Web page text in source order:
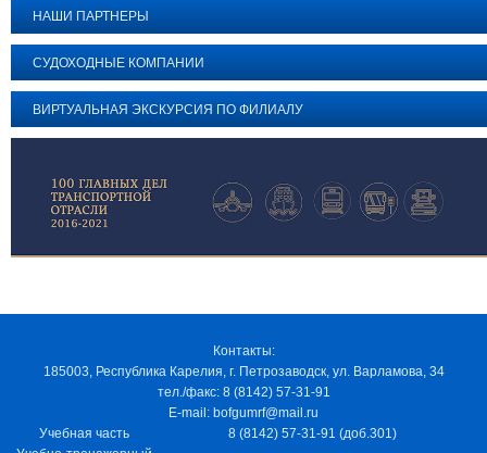
НАШИ ПАРТНЕРЫ
СУДОХОДНЫЕ КОМПАНИИ
ВИРТУАЛЬНАЯ ЭКСКУРСИЯ ПО ФИЛИАЛУ
Контакты:
185003, Республика Карелия, г. Петрозаводск, ул. Варламова, 34
тел./факс: 8 (8142) 57-31-91
E-mail: bofgumrf@mail.ru
Учебная часть
8 (8142) 57-31-91 (доб.301)